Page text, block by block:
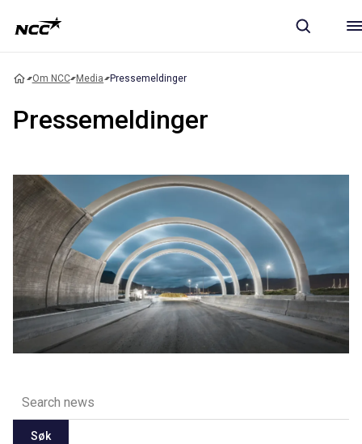
Om NCC Media Pressemeldinger
Pressemeldinger
Søk